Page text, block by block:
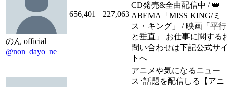
のん official
@non_dayo_ne
656,401 227,063
CD発売&全曲配信中 / 👑
ABEMA「MISS KING/ミ
ス・キング」 / 映画「平行
と垂直」 お仕事に関する
問い合わせは下記公式サ
トへ
アニメや気になるニュー
ス･話題を配信しる【アニ